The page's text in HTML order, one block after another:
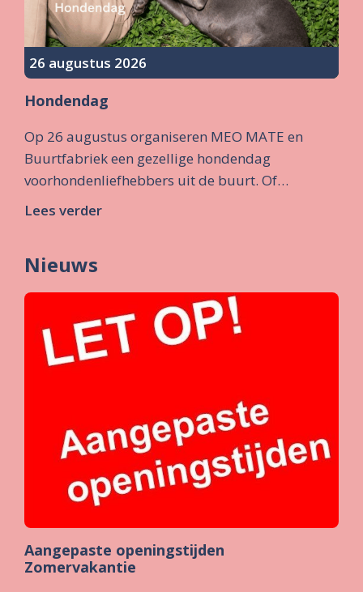
26 augustus 2026
Hondendag
Op 26 augustus organiseren MEO MATE en
Buurtfabriek een gezellige hondendag
voorhondenliefhebbers uit de buurt. Of…
Lees verder
Nieuws
Aangepaste openingstijden
Zomervakantie